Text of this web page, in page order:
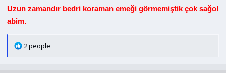
Uzun zamandır bedri koraman emeği görmemiştik çok sağol
abim.
T
2 people